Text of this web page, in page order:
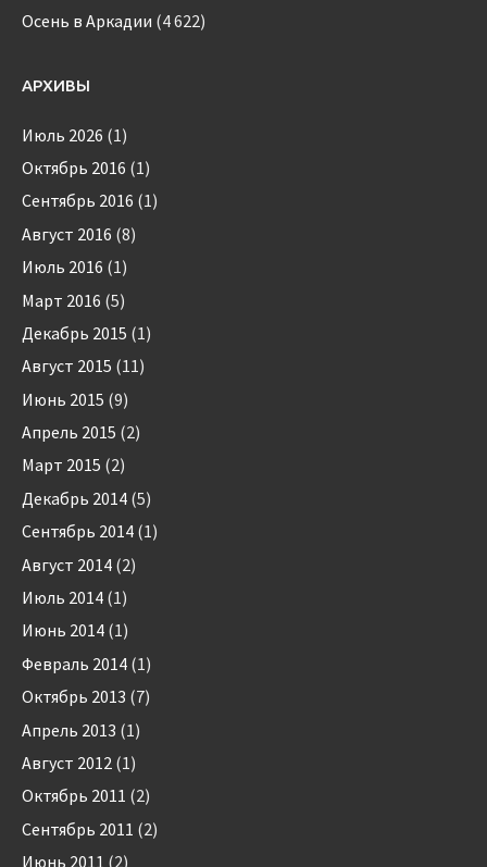
Осень в Аркадии (4 622)
АРХИВЫ
Июль 2026 (1)
Октябрь 2016 (1)
Сентябрь 2016 (1)
Август 2016 (8)
Июль 2016 (1)
Март 2016 (5)
Декабрь 2015 (1)
Август 2015 (11)
Июнь 2015 (9)
Апрель 2015 (2)
Март 2015 (2)
Декабрь 2014 (5)
Сентябрь 2014 (1)
Август 2014 (2)
Июль 2014 (1)
Июнь 2014 (1)
Февраль 2014 (1)
Октябрь 2013 (7)
Апрель 2013 (1)
Август 2012 (1)
Октябрь 2011 (2)
Сентябрь 2011 (2)
Июнь 2011 (2)